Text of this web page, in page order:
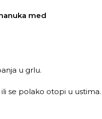
med
u grlu.
se polako otopi u ustima.